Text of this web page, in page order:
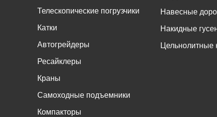
Телескопические погрузчики
Катки
Автогрейдеры
Ресайклеры
Краны
Самоходные подъемники
Компакторы
Навесные
Накидные
Цельнолитные